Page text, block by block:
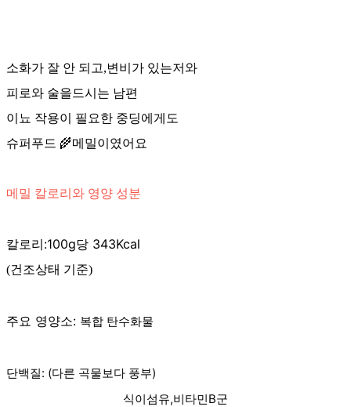
소화가 잘 안 되고,변비가 있는저와
피로와 술을드시는 남편
이뇨 작용이 필요한 중딩에게도
슈퍼푸드 🌾메밀이였어요
메밀 칼로리와 영양 성분
칼로리:100g당 343Kcal
(건조상태 기준)
주요 영양소: 복합 탄수화물
단백질: (다른 곡물보다 풍부)
식이섬유,비타민B군